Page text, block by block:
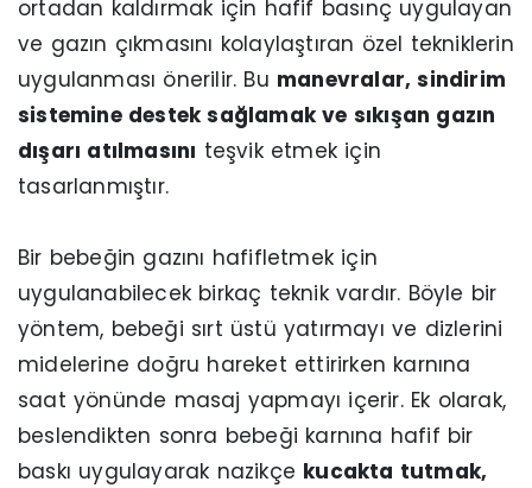
ortadan kaldırmak için hafif basınç uygulayan
ve gazın çıkmasını kolaylaştıran özel tekniklerin
uygulanması önerilir. Bu manevralar, sindirim
sistemine destek sağlamak ve sıkışan gazın
dışarı atılmasını teşvik etmek için
tasarlanmıştır.
Bir bebeğin gazını hafifletmek için
uygulanabilecek birkaç teknik vardır. Böyle bir
yöntem, bebeği sırt üstü yatırmayı ve dizlerini
midelerine doğru hareket ettirirken karnına
saat yönünde masaj yapmayı içerir. Ek olarak,
beslendikten sonra bebeği karnına hafif bir
baskı uygulayarak nazikçe kucakta tutmak,